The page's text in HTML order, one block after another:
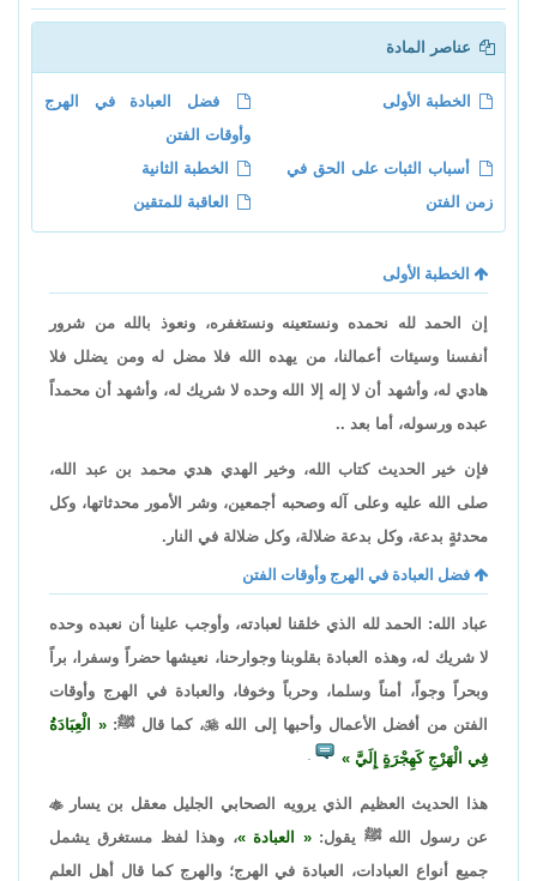
عناصر المادة
الخطبة الأولى
فضل العبادة في الهرج
وأوقات الفتن
أسباب الثبات على الحق في
زمن الفتن
الخطبة الثانية
العاقبة للمتقين
الخطبة الأولى
إن الحمد لله نحمده ونستعينه ونستغفره، ونعوذ بالله من شرور
أنفسنا وسيئات أعمالنا، من يهده الله فلا مضل له ومن يضلل فلا
هادي له، وأشهد أن لا إله إلا الله وحده لا شريك له، وأشهد أن محمداً
عبده ورسوله، أما بعد ..
فإن خير الحديث كتاب الله، وخير الهدي هدي محمد بن عبد الله،
صلى الله عليه وعلى آله وصحبه أجمعين، وشر الأمور محدثاتها، وكل
محدثةٍ بدعة، وكل بدعة ضلالة، وكل ضلالة في النار.
فضل العبادة في الهرج وأوقات الفتن
عباد الله: الحمد لله الذي خلقنا لعبادته، وأوجب علينا أن نعبده وحده
لا شريك له، وهذه العبادة بقلوبنا وجوارحنا، نعيشها حضراً وسفرا، براً
وبحراً وجواً، أمناً وسلما، وحرباً وخوفا، والعبادة في الهرج وأوقات
الفتن من أفضل الأعمال وأحبها إلى الله، كما قال ﷺ:
الْعِبَادَةُ
فِي الْهَرْجِ كَهِجْرَةٍ إِلَيَّ
.
هذا الحديث العظيم الذي يرويه الصحابي الجليل معقل بن يسار
عن رسول الله ﷺ يقول:
العبادة
، وهذا لفظ مستغرق يشمل
جميع أنواع العبادات، العبادة في الهرج؛ والهرج كما قال أهل العلم